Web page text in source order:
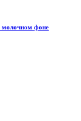
молочном фоне